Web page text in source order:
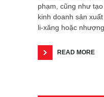
phạm, cũng như
kinh doanh sản
li-xăng hoặc
READ MORE